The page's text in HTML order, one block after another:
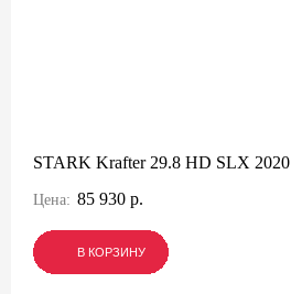
STARK Krafter 29.8 HD SLX 2020
Цена: 85 930 р.
В КОРЗИНУ
В КОРЗИНУ
В КОРЗИНУ